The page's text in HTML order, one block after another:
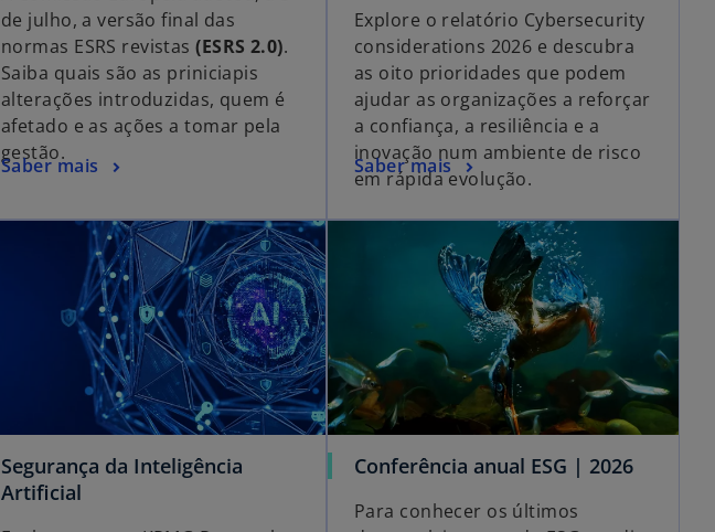
de julho, a versão final das
normas ESRS revistas(ESRS 2.0).
Saiba quais são as priniciapis
alterações introduzidas, quem é
afetado e as ações a tomar pela
gestão.
Saber mais
Explore o relatório Cybersecurity
considerations 2026 e descubra
as oito prioridades que podem
ajudar as organizações a reforçar
a confiança, a resiliência e a
inovação num ambiente de risco
em rápida evolução.
Saber mais
Segurança da Inteligência
Artificial
Conferência anual ESG | 2026
Para conhecer os últimos